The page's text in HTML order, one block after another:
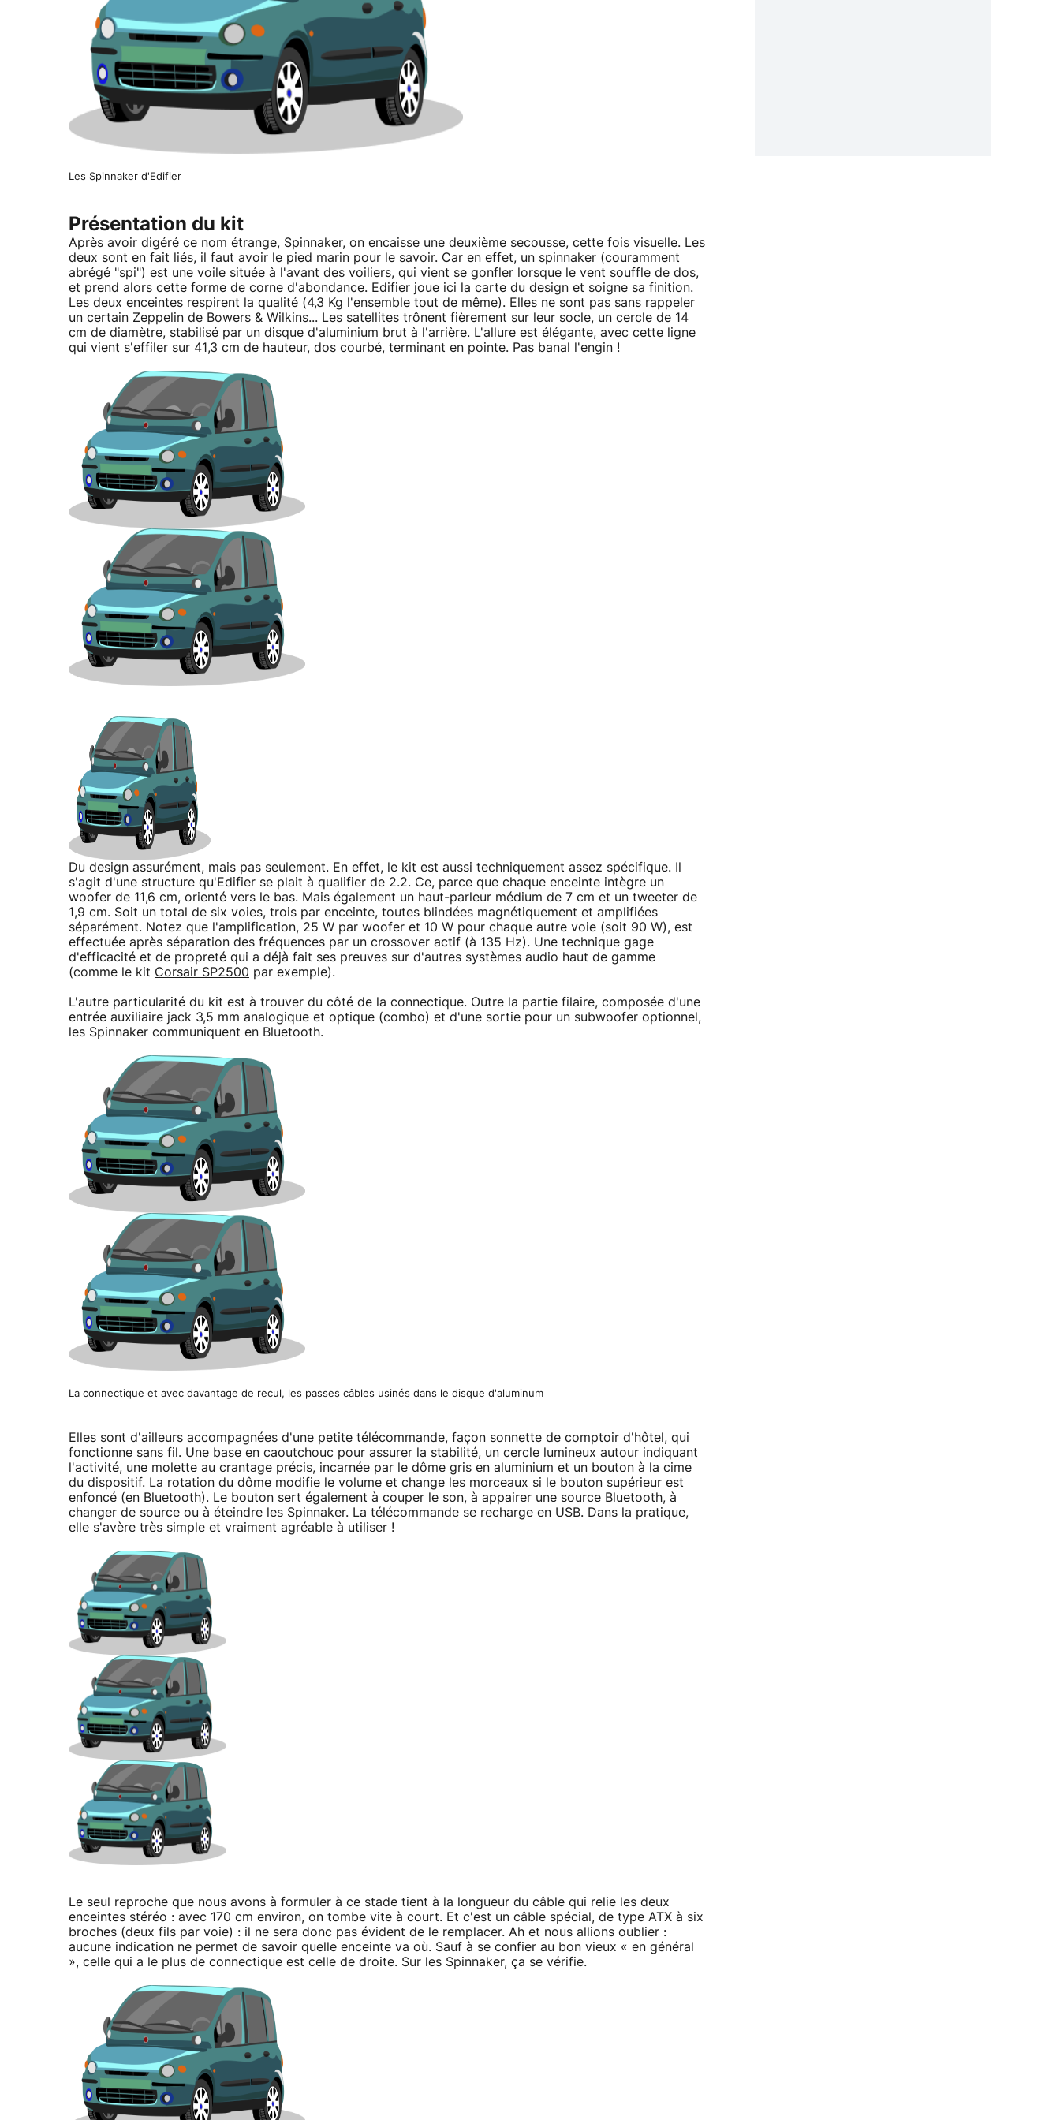
Les Spinnaker d'Edifier
Présentation du kit
Après avoir digéré ce nom étrange, Spinnaker, on encaisse une deuxième secousse, cette fois visuelle. Les
deux sont en fait liés, il faut avoir le pied marin pour le savoir. Car en effet, un spinnaker (couramment
abrégé "spi") est une voile située à l'avant des voiliers, qui vient se gonfler lorsque le vent souffle de dos,
et prend alors cette forme de corne d'abondance. Edifier joue ici la carte du design et soigne sa finition.
Les deux enceintes respirent la qualité (4,3 Kg l'ensemble tout de même). Elles ne sont pas sans rappeler
un certain Zeppelin de Bowers & Wilkins... Les satellites trônent fièrement sur leur socle, un cercle de 14
cm de diamètre, stabilisé par un disque d'aluminium brut à l'arrière. L'allure est élégante, avec cette ligne
qui vient s'effiler sur 41,3 cm de hauteur, dos courbé, terminant en pointe. Pas banal l'engin !
Du design assurément, mais pas seulement. En effet, le kit est aussi techniquement assez spécifique. Il
s'agit d'une structure qu'Edifier se plait à qualifier de 2.2. Ce, parce que chaque enceinte intègre un
woofer de 11,6 cm, orienté vers le bas. Mais également un haut-parleur médium de 7 cm et un tweeter de
1,9 cm. Soit un total de six voies, trois par enceinte, toutes blindées magnétiquement et amplifiées
séparément. Notez que l'amplification, 25 W par woofer et 10 W pour chaque autre voie (soit 90 W), est
effectuée après séparation des fréquences par un crossover actif (à 135 Hz). Une technique gage
d'efficacité et de propreté qui a déjà fait ses preuves sur d'autres systèmes audio haut de gamme
(comme le kit Corsair SP2500 par exemple).
L'autre particularité du kit est à trouver du côté de la connectique. Outre la partie filaire, composée d'une
entrée auxiliaire jack 3,5 mm analogique et optique (combo) et d'une sortie pour un subwoofer optionnel,
les Spinnaker communiquent en Bluetooth.
La connectique et avec davantage de recul, les passes câbles usinés dans le disque d'aluminum
Elles sont d'ailleurs accompagnées d'une petite télécommande, façon sonnette de comptoir d'hôtel, qui
fonctionne sans fil. Une base en caoutchouc pour assurer la stabilité, un cercle lumineux autour indiquant
l'activité, une molette au crantage précis, incarnée par le dôme gris en aluminium et un bouton à la cime
du dispositif. La rotation du dôme modifie le volume et change les morceaux si le bouton supérieur est
enfoncé (en Bluetooth). Le bouton sert également à couper le son, à appairer une source Bluetooth, à
changer de source ou à éteindre les Spinnaker. La télécommande se recharge en USB. Dans la pratique,
elle s'avère très simple et vraiment agréable à utiliser !
Le seul reproche que nous avons à formuler à ce stade tient à la longueur du câble qui relie les deux
enceintes stéréo : avec 170 cm environ, on tombe vite à court. Et c'est un câble spécial, de type ATX à six
broches (deux fils par voie) : il ne sera donc pas évident de le remplacer. Ah et nous allions oublier :
aucune indication ne permet de savoir quelle enceinte va où. Sauf à se confier au bon vieux « en général
», celle qui a le plus de connectique est celle de droite. Sur les Spinnaker, ça se vérifie.